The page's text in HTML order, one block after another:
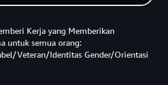
Kerja yang Memberikan
untuk semua orang:
Veteran/Identitas Gender/Orientasi